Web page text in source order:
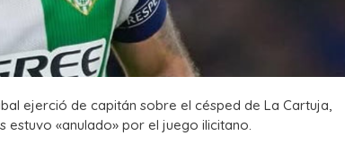
ejerció de capitán sobre el césped de La Cartuja,
«anulado» por el juego ilicitano.